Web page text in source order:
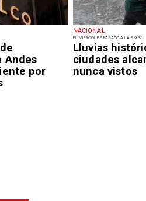
Andes
por
NACIONAL
EL MIÉRCOLES PASADO A LAS 9:35
Lluvias
ciudades
nunca vistos